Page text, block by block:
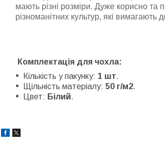
мають різні розміри. Дуже корисно та
різноманітних культур, які вимагають
Комплектація для чохла:
Кількість у пакунку: 1 шт.
Щільність матеріалу: 50 г/м2.
Цвет: Білий.